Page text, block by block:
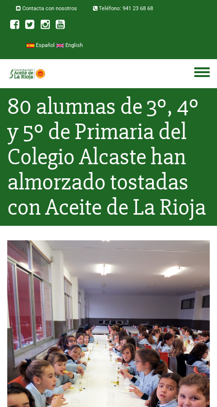
Pasar al contenido principal
Contacta con nosotros Teléfono: 941 23 68 68
Español English
Toggle
menu
80 alumnas de 3º, 4º
y 5º de Primaria del
Colegio Alcaste han
almorzado tostadas
con Aceite de La Rioja